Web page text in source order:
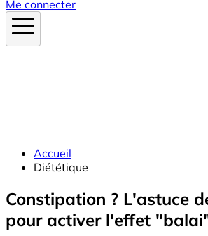
Me connecter
Accueil
Diététique
Constipation ? L'astuce
pour activer l'effet